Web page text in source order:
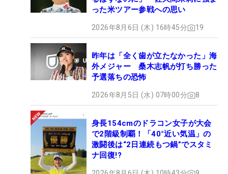
った米ツアー参戦への思い
2026年8月6日 (木) 16時45分 19
昨年は「全く歯が立たなかった」海
外メジャー 桑木志帆が打ち勝った
予選落ちの恐怖
2026年8月5日 (水) 07時00分 8
身長154cmのドラコン女子が大会
で2階級制覇！「40°近い気温」の
激闘後は“2日連続もつ鍋”でスタミ
ナ回復!?